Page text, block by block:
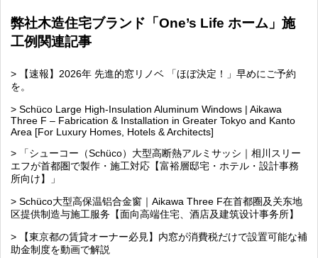
弊社木造住宅ブランド「One’s Life ホーム」施
工例関連記事
> 【速報】2026年 先進的窓リノベ 「ほぼ決定！」早めにご予約
を。
> Schüco Large High-Insulation Aluminum Windows | Aikawa
Three F – Fabrication & Installation in Greater Tokyo and Kanto
Area [For Luxury Homes, Hotels & Architects]
> 「シューコー（Schüco）大型高断熱アルミサッシ｜相川スリー
エフが首都圏で製作・施工対応【富裕層邸宅・ホテル・設計事務
所向け】」
> Schüco大型高保温铝合金窗｜Aikawa Three F在首都圈及关东地
区提供制造与施工服务【面向高端住宅、酒店及建筑设计事务所】
> 【東京都の賃貸オーナー必見】内窓が消費税だけで設置可能な補
助金制度を動画で解説